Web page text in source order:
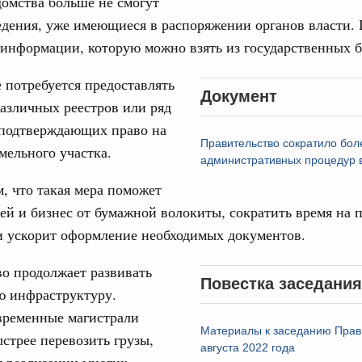
уже имеющиеся в распоряжении органов власти.
которую можно взять из государственных
Документ
Правительство сократило
административных процедур
предоставлять
реестров или ряд
право на
участка.
что такая мера поможет
и бизнес от бумажной волокиты, сократить время на
ускорит оформление необходимых документов.
Повестка заседания
Материалы к заседанию
августа 2022 года
продолжает развивать
инфраструктуру.
магистрали
перевозить грузы,
№24)
четверг
№23)
бюджетные ассигнования.
четверг
№22)
июня, четверг
С
Для
Архив